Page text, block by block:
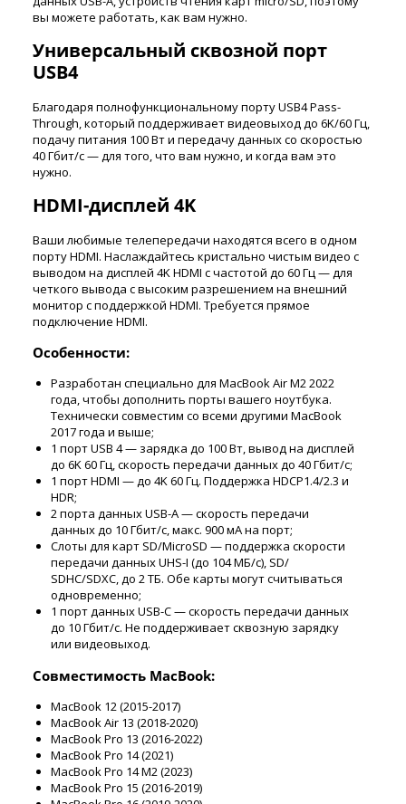
вы можете работать, как вам нужно.
Универсальный сквозной порт
USB4
Благодаря полнофункциональному порту USB4 Pass-
Through, который поддерживает видеовыход до 6K/60 Гц,
подачу питания 100 Вт и передачу данных со скоростью
40 Гбит/с — для того, что вам нужно, и когда вам это
нужно.
HDMI-дисплей 4K
Ваши любимые телепередачи находятся всего в одном
порту HDMI. Наслаждайтесь кристально чистым видео с
выводом на дисплей 4K HDMI с частотой до 60 Гц — для
четкого вывода с высоким разрешением на внешний
монитор с поддержкой HDMI. Требуется прямое
подключение HDMI.
Особенности:
Разработан специально для MacBook Air M2 2022
года, чтобы дополнить порты вашего ноутбука.
Технически совместим со всеми другими MacBook
2017 года и выше;
1 порт USB 4 — зарядка до 100 Вт, вывод на дисплей
до 6K 60 Гц, скорость передачи данных до 40 Гбит/с;
1 порт HDMI — до 4K 60 Гц. Поддержка HDCP1.4/2.3 и
HDR;
2 порта данных USB-A — скорость передачи
данных до 10 Гбит/с, макс. 900 мА на порт;
Слоты для карт SD/MicroSD — поддержка скорости
передачи данных UHS-I (до 104 МБ/с), SD/
SDHC/SDXC, до 2 ТБ. Обе карты могут считываться
одновременно;
1 порт данных USB-C — скорость передачи данных
до 10 Гбит/с. Не поддерживает сквозную зарядку
или видеовыход.
Совместимость MacBook:
MacBook 12 (2015-2017)
MacBook Air 13 (2018-2020)
MacBook Pro 13 (2016-2022)
MacBook Pro 14 (2021)
MacBook Pro 14 M2 (2023)
MacBook Pro 15 (2016-2019)